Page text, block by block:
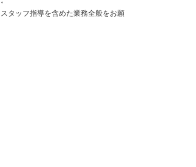
タッフ指導を含めた業務全般をお願